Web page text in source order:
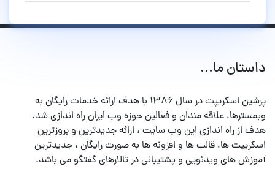
داستان ما...
پرشین اسکریپت در سال ۱۳۸۶ با هدف ارائه خدمات رایگان به
وبمسترها، علاقه مندان و فعالین حوزه وب ایران راه اندازی شد.
هدف از راه اندازی این وب سایت ، ارائه جدیدترین و بروزترین
اسکریپت ها، قالب ها و افزونه ها به صورت رایگان ، جدیدترین
آموزش های ویدئویی و پشتیبانی در تالارهای گفتگو می باشد.